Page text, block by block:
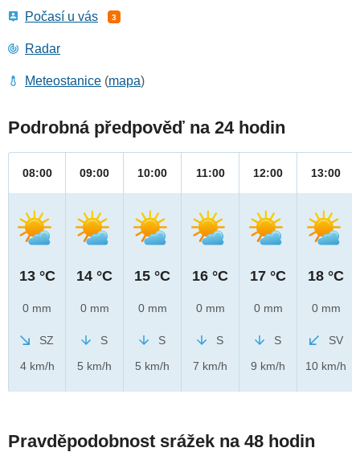
Počasí u vás 3
Radar
Meteostanice (mapa)
Podrobná předpověď na 24 hodin
08:00
13 °C
0 mm
SZ
4 km/h
09:00
14 °C
0 mm
S
5 km/h
10:00
15 °C
0 mm
S
5 km/h
11:00
16 °C
0 mm
S
7 km/h
12:00
17 °C
0 mm
S
9 km/h
13:00
18 °C
0 mm
SV
10 km/h
Pravděpodobnost srážek na 48 hodin